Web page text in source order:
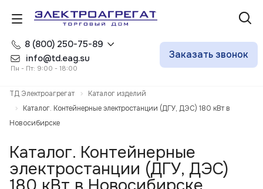
8 (800) 250-75-89
info@td.eag.su
Пн - Пт: 9:00 - 18:00
Заказать звонок
ТД Электроагрегат
Каталог изделий
Каталог. Контейнерные электростанции (ДГУ, ДЭС) 180 кВт в
Новосибирске
Каталог. Контейнерные
электростанции (ДГУ, ДЭС)